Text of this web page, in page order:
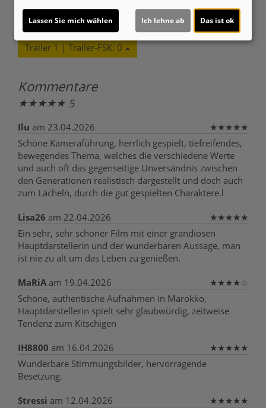
Trailer 1 | Trailer-FSK: 0
Kommentare
★★★★★ 5
Ilu am 23.04.2026 ★★★★★
Schöne Kameraführung, herrlich gespielt, tiefreifendes,
bewegendes Thema, welches die verschiedene Werte
und auch oft das gegenseitige Unversändnis zwischen
den Generationen realistisch dargestellt und doch auch
zum Lächeln, durch die gut gespielten Charaktere.l
Lisa26 am 22.04.2026 ★★★★★
Ein sehr, sehr schöner Film mit einer grandiosen
Hauptdarstellerin und der wunderbaren Aussage, man
ist nie zu alt um das Leben zu genießen.
MaRiA am 19.04.2026 ★★★★☆
Schöne, authentische Aufnahmen in Marokko,
Hauptdarstellerin spielt sehr glaubwürdig, zeitweise
Tendenz zum Kitschigen
IH8800 am 16.04.2026 ★★★★★
Wunderbare Stimmungsbilder, hervorragende
Besetzung.
Stressi am 12.04.2026 ★★★★★
Lassen Sie mich wählen Ich lehne ab Das ist ok